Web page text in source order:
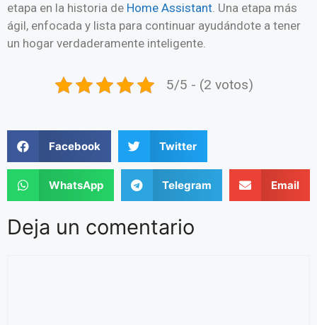
etapa en la historia de Home Assistant. Una etapa más
ágil, enfocada y lista para continuar ayudándote a tener
un hogar verdaderamente inteligente.
5/5 - (2 votos)
Facebook Twitter
WhatsApp Telegram Email
Deja un comentario